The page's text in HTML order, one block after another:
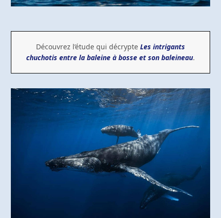
Découvrez l’étude qui décrypte Les intrigants
chuchotis entre la baleine à bosse et son baleineau.